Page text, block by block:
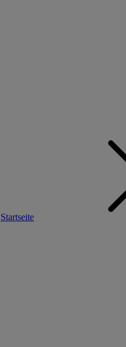
Startseite